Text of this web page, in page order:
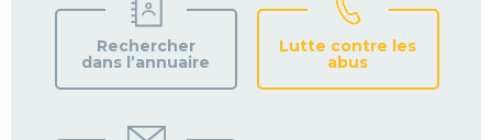
Rechercher
dans l’annuaire
Lutte contre les
abus